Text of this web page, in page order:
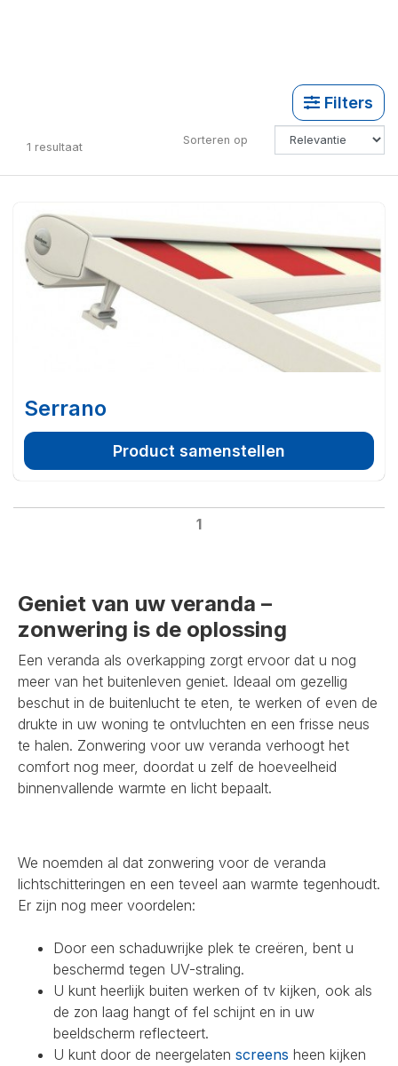
Filters
1 resultaat Sorteren op
Serrano
Product samenstellen
1
Geniet van uw veranda –
zonwering is de oplossing
Een veranda als overkapping zorgt ervoor dat u nog
meer van het buitenleven geniet. Ideaal om gezellig
beschut in de buitenlucht te eten, te werken of even de
drukte in uw woning te ontvluchten en een frisse neus
te halen. Zonwering voor uw veranda verhoogt het
comfort nog meer, doordat u zelf de hoeveelheid
binnenvallende warmte en licht bepaalt.
We noemden al dat zonwering voor de veranda
lichtschitteringen en een teveel aan warmte tegenhoudt.
Er zijn nog meer voordelen:
Door een schaduwrijke plek te creëren, bent u
beschermd tegen UV-straling.
U kunt heerlijk buiten werken of tv kijken, ook als
de zon laag hangt of fel schijnt en in uw
beeldscherm reflecteert.
U kunt door de neergelaten screens heen kijken